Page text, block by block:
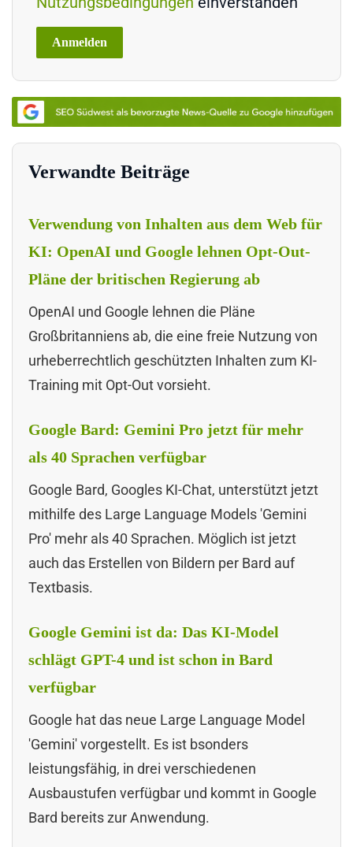
Verwandte Beiträge
Verwendung von Inhalten aus dem Web für
KI: OpenAI und Google lehnen Opt-Out-
Pläne der britischen Regierung ab
OpenAI und Google lehnen die Pläne
Großbritanniens ab, die eine freie Nutzung von
urheberrechtlich geschützten Inhalten zum KI-
Training mit Opt-Out vorsieht.
Google Bard: Gemini Pro jetzt für mehr
als 40 Sprachen verfügbar
Google Bard, Googles KI-Chat, unterstützt jetzt
mithilfe des Large Language Models 'Gemini
Pro' mehr als 40 Sprachen. Möglich ist jetzt
auch das Erstellen von Bildern per Bard auf
Textbasis.
Google Gemini ist da: Das KI-Model
schlägt GPT-4 und ist schon in Bard
verfügbar
Google hat das neue Large Language Model
'Gemini' vorgestellt. Es ist bsonders
leistungsfähig, in drei verschiedenen
Ausbaustufen verfügbar und kommt in Google
Bard bereits zur Anwendung.